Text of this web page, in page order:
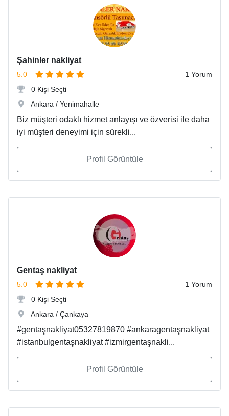
Şahinler nakliyat
5.0
1 Yorum
0 Kişi Seçti
Ankara / Yenimahalle
Biz müşteri odaklı hizmet anlayışı ve özverisi ile daha
iyi müşteri deneyimi için sürekli...
Profil Görüntüle
Gentaş nakliyat
5.0
1 Yorum
0 Kişi Seçti
Ankara / Çankaya
#gentaşnakliyat05327819870 #ankaragentaşnakliyat
#istanbulgentaşnakliyat #izmirgentaşnakli...
Profil Görüntüle